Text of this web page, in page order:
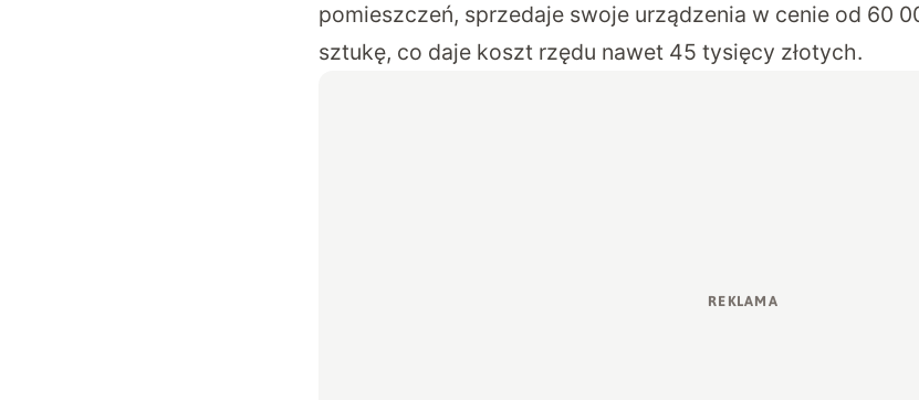
pomieszczeń, sprzedaje swoje urządzenia w cenie od 60
sztukę, co daje koszt rzędu nawet 45 tysięcy złotych.